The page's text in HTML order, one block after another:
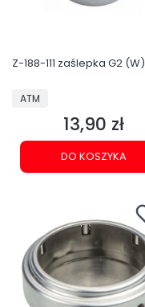
Z-188-111 zaślepka G2 (W)
PRODUCENT
ATM
Cena
13,90 zł
DO KOSZYKA